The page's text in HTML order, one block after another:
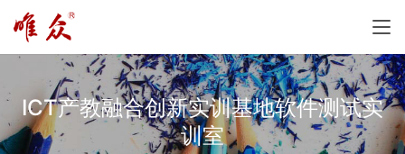
ICT产教融合创新实训基地软件测试实
训室